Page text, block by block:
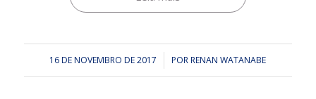
16 DE NOVEMBRO DE 2017
/ PORRENAN WATANABE